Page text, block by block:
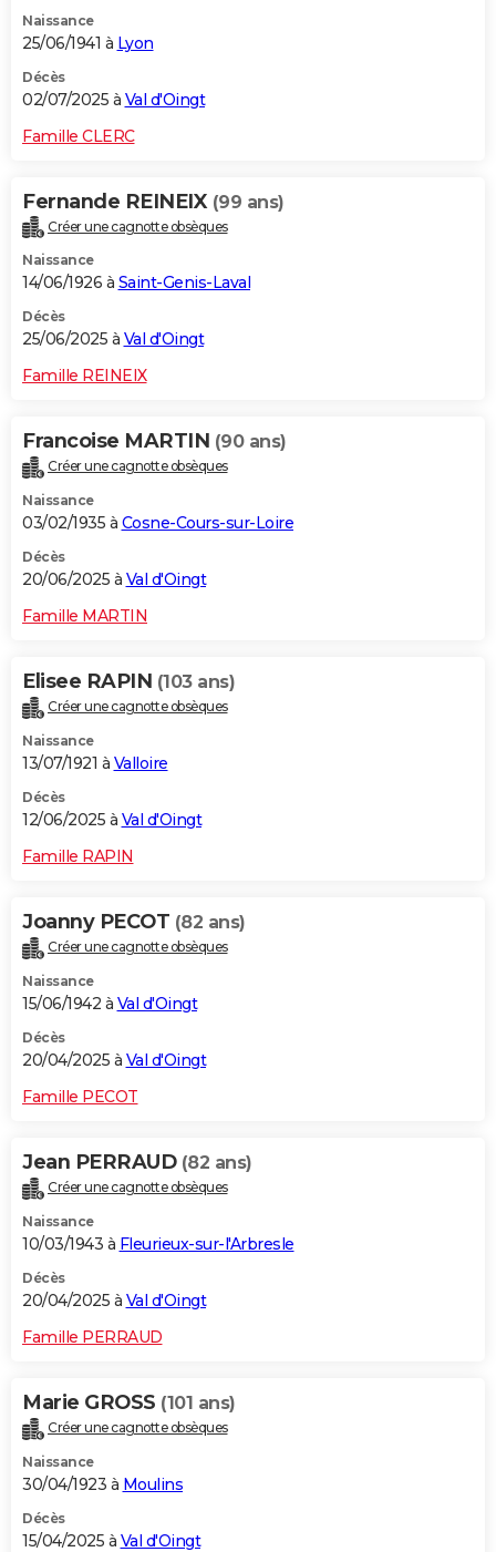
Naissance
25/06/1941 à Lyon
Décès
02/07/2025 à Val d'Oingt
Famille CLERC
Fernande REINEIX (99 ans)
Créer une cagnotte obsèques
Naissance
14/06/1926 à Saint-Genis-Laval
Décès
25/06/2025 à Val d'Oingt
Famille REINEIX
Francoise MARTIN (90 ans)
Créer une cagnotte obsèques
Naissance
03/02/1935 à Cosne-Cours-sur-Loire
Décès
20/06/2025 à Val d'Oingt
Famille MARTIN
Elisee RAPIN (103 ans)
Créer une cagnotte obsèques
Naissance
13/07/1921 à Valloire
Décès
12/06/2025 à Val d'Oingt
Famille RAPIN
Joanny PECOT (82 ans)
Créer une cagnotte obsèques
Naissance
15/06/1942 à Val d'Oingt
Décès
20/04/2025 à Val d'Oingt
Famille PECOT
Jean PERRAUD (82 ans)
Créer une cagnotte obsèques
Naissance
10/03/1943 à Fleurieux-sur-l'Arbresle
Décès
20/04/2025 à Val d'Oingt
Famille PERRAUD
Marie GROSS (101 ans)
Créer une cagnotte obsèques
Naissance
30/04/1923 à Moulins
Décès
15/04/2025 à Val d'Oingt